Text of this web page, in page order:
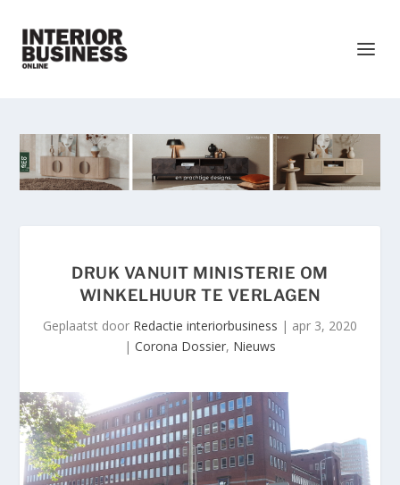
DRUK VANUIT MINISTERIE OM
WINKELHUUR TE VERLAGEN
Geplaatst door Redactie interiorbusiness | apr 3, 2020
| Corona Dossier, Nieuws